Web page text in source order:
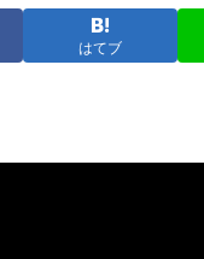
はてブ